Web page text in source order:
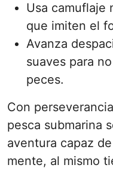
Usa camuflaje
que imiten el
Avanza
suaves para
peces.
Con
pesca submarina
aventura capaz
mente, al mismo